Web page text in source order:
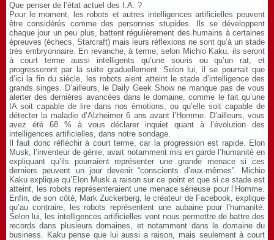
Que penser de l’état actuel des I.A. ?
Pour le moment, les robots et autres intelligences artificielles peuvent
être considérés comme des personnes stupides. Ils se développent
chaque jour un peu plus, battent régulièrement des humains à certaines
épreuves (échecs, Starcraft) mais leurs réflexions ne sont qu’à un stade
très embryonnaire. En revanche, à terme, selon Michio Kaku, ils seront
à court terme aussi intelligents qu’une souris ou qu’un rat, et
progresseront par la suite graduellement. Selon lui, il se pourrait que
d’ici la fin du siècle, les robots aient atteint le stade d’intelligence des
grands singes. D’ailleurs, le Daily Geek Show ne manque pas de vous
alerter des dernières avancées dans le domaine, comme le fait qu’une
IA soit capable de lire dans nos émotions, ou qu’elle soit capable de
détecter la maladie d’Alzheimer 6 ans avant l’Homme. D’ailleurs, vous
avez été 68 % à vous déclarer inquiet quant à l’évolution des
intelligences artificielles, dans notre sondage.
Il faut donc réfléchir à court terme, car la progression est rapide. Elon
Musk, l’inventeur de génie, avait notamment mis en garde l’humanité en
expliquant qu’ils pourraient représenter une grande menace si ces
derniers peuvent un jour devenir “conscients d’eux-mêmes”. Michio
Kaku explique qu’Elon Musk a raison sur ce point et que si ce stade est
atteint, les robots représenteraient une menace sérieuse pour l’Homme.
Enfin, de son côté, Mark Zuckerberg, le créateur de Facebook, explique
qu’au contraire, les robots représentent une aubaine pour l’humanité.
Selon lui, les intelligences artificielles vont nous permettre de battre des
records dans plusieurs domaines, et notamment dans le domaine du
business. Kaku pense que lui aussi a raison, mais seulement à court